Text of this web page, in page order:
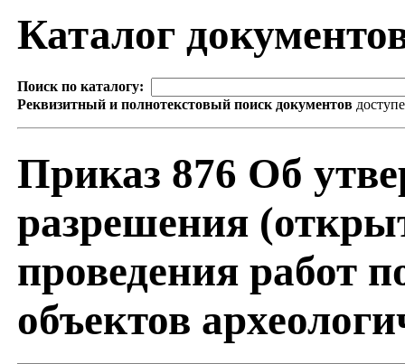
Каталог
Поиск по каталогу:
Реквизитный и полнотекстовый поиск документов
Приказ 876 Об
разрешения
проведения работ
объектов